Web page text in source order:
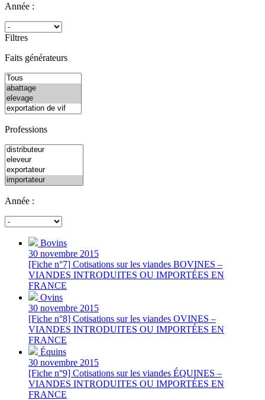
Année :
Filtres
Faits générateurs
Professions
Année :
Bovins
30 novembre 2015
[Fiche n°7] Cotisations sur les viandes BOVINES –
VIANDES INTRODUITES OU IMPORTÉES EN
FRANCE
Ovins
30 novembre 2015
[Fiche n°8] Cotisations sur les viandes OVINES –
VIANDES INTRODUITES OU IMPORTÉES EN
FRANCE
Équins
30 novembre 2015
[Fiche n°9] Cotisations sur les viandes ÉQUINES –
VIANDES INTRODUITES OU IMPORTÉES EN
FRANCE